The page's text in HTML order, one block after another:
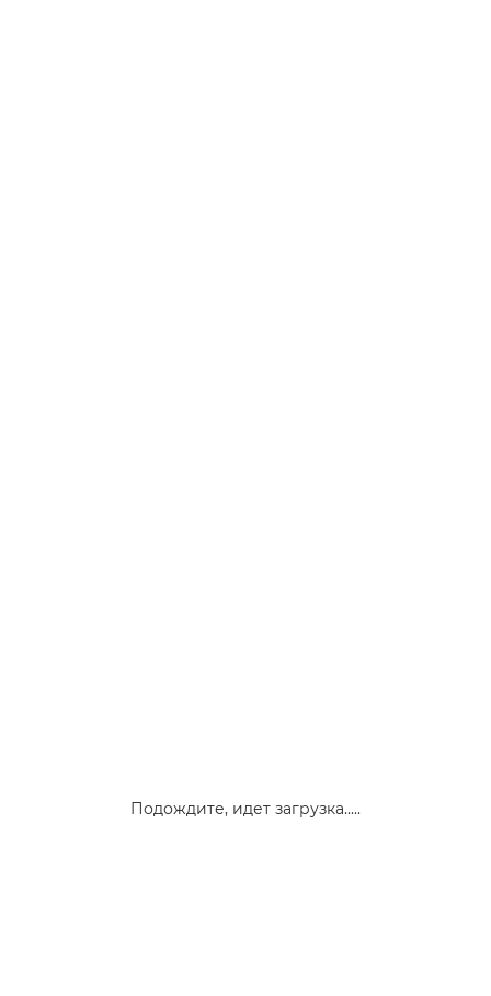
Подождите, идет загрузка.....